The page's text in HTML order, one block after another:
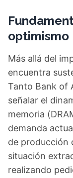
optimismo
Más allá del
encuentra
Tanto Bank of
señalar el
memoria
demanda
de producción
situación
realizando